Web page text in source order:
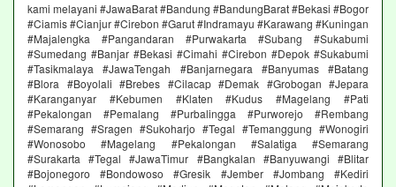
kami melayani #JawaBarat #Bandung #BandungBarat #Bekasi #Bogor
#Ciamis #Cianjur #Cirebon #Garut #Indramayu #Karawang #Kuningan
#Majalengka #Pangandaran #Purwakarta #Subang #Sukabumi
#Sumedang #Banjar #Bekasi #Cimahi #Cirebon #Depok #Sukabumi
#Tasikmalaya #JawaTengah #Banjarnegara #Banyumas #Batang
#Blora #Boyolali #Brebes #Cilacap #Demak #Grobogan #Jepara
#Karanganyar #Kebumen #Klaten #Kudus #Magelang #Pati
#Pekalongan #Pemalang #Purbalingga #Purworejo #Rembang
#Semarang #Sragen #Sukoharjo #Tegal #Temanggung #Wonogiri
#Wonosobo #Magelang #Pekalongan #Salatiga #Semarang
#Surakarta #Tegal #JawaTimur #Bangkalan #Banyuwangi #Blitar
#Bojonegoro #Bondowoso #Gresik #Jember #Jombang #Kediri